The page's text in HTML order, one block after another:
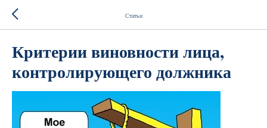
Статьи
Критерии виновности лица,
контролирующего должника